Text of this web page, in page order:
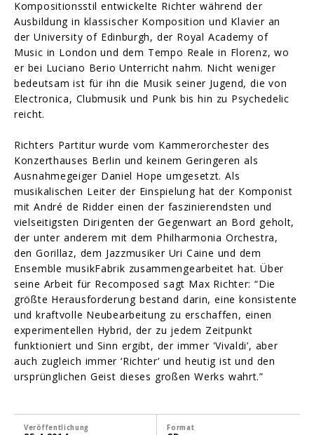
Kompositionsstil entwickelte Richter während der
Ausbildung in klassischer Komposition und Klavier an
der University of Edinburgh, der Royal Academy of
Music in London und dem Tempo Reale in Florenz, wo
er bei Luciano Berio Unterricht nahm. Nicht weniger
bedeutsam ist für ihn die Musik seiner Jugend, die von
Electronica, Clubmusik und Punk bis hin zu Psychedelic
reicht.
Richters Partitur wurde vom Kammerorchester des
Konzerthauses Berlin und keinem Geringeren als
Ausnahmegeiger Daniel Hope umgesetzt. Als
musikalischen Leiter der Einspielung hat der Komponist
mit André de Ridder einen der faszinierendsten und
vielseitigsten Dirigenten der Gegenwart an Bord geholt,
der unter anderem mit dem Philharmonia Orchestra,
den Gorillaz, dem Jazzmusiker Uri Caine und dem
Ensemble musikFabrik zusammengearbeitet hat. Über
seine Arbeit für Recomposed sagt Max Richter: “Die
größte Herausforderung bestand darin, eine konsistente
und kraftvolle Neubearbeitung zu erschaffen, einen
experimentellen Hybrid, der zu jedem Zeitpunkt
funktioniert und Sinn ergibt, der immer 'Vivaldi’, aber
auch zugleich immer ‘Richter’ und heutig ist und den
ursprünglichen Geist dieses großen Werks wahrt.”
Veröffentlichung Format